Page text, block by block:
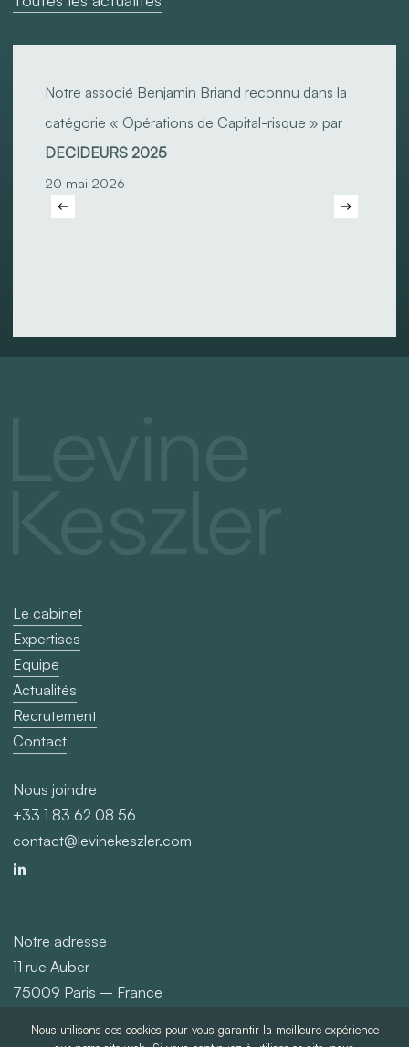
associé
Benjamin
Briand
reconnu
Capital-
Notre associé Benjamin Briand reconnu dans la
catégorie « Opérations de Capital-risque » par
DECIDEURS 2025
20 mai 2026
Le cabinet
Expertises
Equipe
Actualités
Recrutement
Contact
Nous joindre
+33 1 83 62 08 56
contact@levinekeszler.com
Notre adresse
11 rue Auber
75009 Paris – France
Nous utilisons des cookies pour vous garantir la meilleure expérience